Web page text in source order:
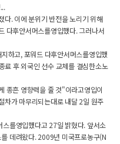
다. 이에 분위기 반전을 노리기 위해
다후안서머스를영입했다. 그러나서
하고, 포워드 다후안서머스를영입했
료 후 외국인 선수 교체를 결심한소노
종흔 영향력을 줄 것"이라고영입이
차가 마무리되는대로 내달 2일 원주
를영입했다고 27일 밝혔다. 앞서소
데려왔다. 2009년 미국프로농구(N